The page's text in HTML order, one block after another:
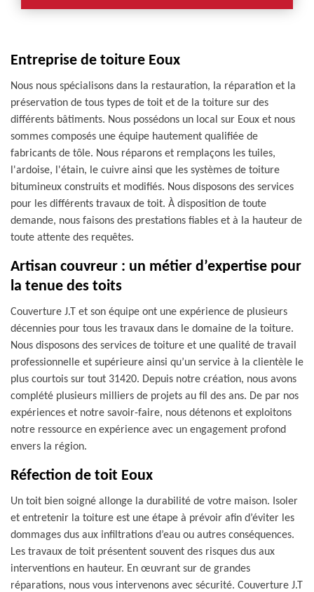
Entreprise de toiture Eoux
Nous nous spécialisons dans la restauration, la réparation et la
préservation de tous types de toit et de la toiture sur des
différents bâtiments. Nous possédons un local sur Eoux et nous
sommes composés une équipe hautement qualifiée de
fabricants de tôle. Nous réparons et remplaçons les tuiles,
l'ardoise, l'étain, le cuivre ainsi que les systèmes de toiture
bitumineux construits et modifiés. Nous disposons des services
pour les différents travaux de toit. À disposition de toute
demande, nous faisons des prestations fiables et à la hauteur de
toute attente des requêtes.
Artisan couvreur : un métier d’expertise pour
la tenue des toits
Couverture J.T et son équipe ont une expérience de plusieurs
décennies pour tous les travaux dans le domaine de la toiture.
Nous disposons des services de toiture et une qualité de travail
professionnelle et supérieure ainsi qu’un service à la clientèle le
plus courtois sur tout 31420. Depuis notre création, nous avons
complété plusieurs milliers de projets au fil des ans. De par nos
expériences et notre savoir-faire, nous détenons et exploitons
notre ressource en expérience avec un engagement profond
envers la région.
Réfection de toit Eoux
Un toit bien soigné allonge la durabilité de votre maison. Isoler
et entretenir la toiture est une étape à prévoir afin d’éviter les
dommages dus aux infiltrations d’eau ou autres conséquences.
Les travaux de toit présentent souvent des risques dus aux
interventions en hauteur. En œuvrant sur de grandes
réparations, nous vous intervenons avec sécurité. Couverture J.T